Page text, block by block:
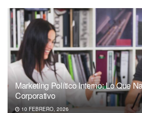
Marketing Político Interno: Lo Que
Corporativo
10 FEBRERO, 2026